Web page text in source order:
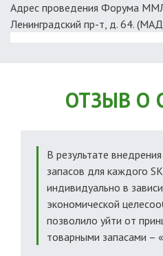
Адрес проведения Форума
Ленинградский пр-т, д. 64.
ОТЗЫВ О
В результате
запасов для каждого
индивидуально в
экономической
позволило уйти от
товарными запасами –